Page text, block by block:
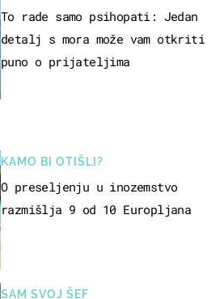
To rade samo psihopati: Jedan
detalj s mora može vam otkriti
puno o prijateljima
KAMO BI OTIŠLI?
O preseljenju u inozemstvo
razmišlja 9 od 10 Europljana
SAM SVOJ ŠEF